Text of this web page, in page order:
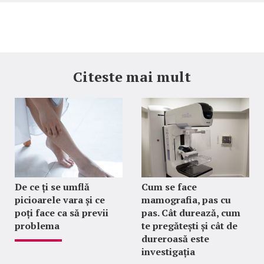
Citeste mai mult
De ce ți se umflă
picioarele vara și ce
poți face ca să previi
problema
Cum se face
mamografia, pas cu
pas. Cât durează, cum
te pregătești și cât de
dureroasă este
investigația